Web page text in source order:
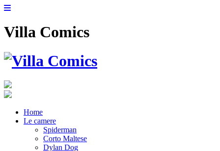
Villa Comics
Home
Le camere
Spiderman
Corto Maltese
Dylan Dog